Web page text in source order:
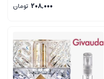
208,000 تومان